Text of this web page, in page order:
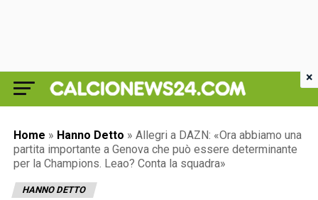
Home » Hanno Detto » Allegri a DAZN: «Ora abbiamo una
partita importante a Genova che può essere determinante
per la Champions. Leao? Conta la squadra»
HANNO DETTO
×